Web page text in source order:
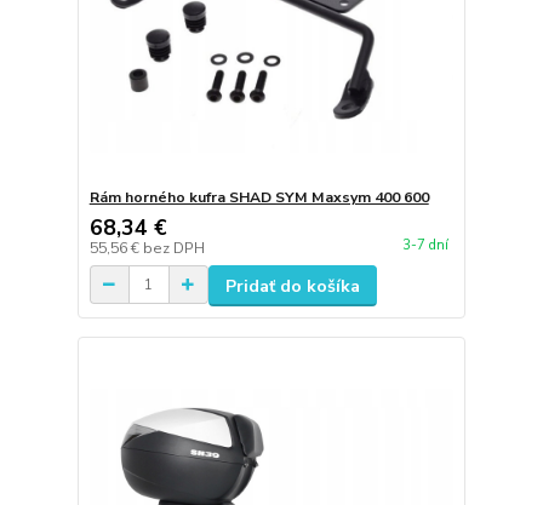
Rám horného kufra SHAD SYM Maxsym 400 600
68,34 €
55,56 € bez DPH 3-7 dní
Pridať do košíka